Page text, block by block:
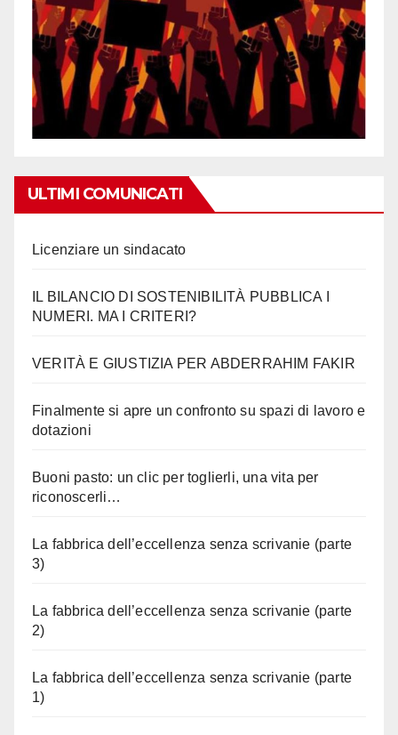
ULTIMI COMUNICATI
Licenziare un sindacato
IL BILANCIO DI SOSTENIBILITÀ PUBBLICA I
NUMERI. MA I CRITERI?
VERITÀ E GIUSTIZIA PER ABDERRAHIM FAKIR
Finalmente si apre un confronto su spazi di lavoro e
dotazioni
Buoni pasto: un clic per toglierli, una vita per
riconoscerli…
La fabbrica dell’eccellenza senza scrivanie (parte
3)
La fabbrica dell’eccellenza senza scrivanie (parte
2)
La fabbrica dell’eccellenza senza scrivanie (parte
1)